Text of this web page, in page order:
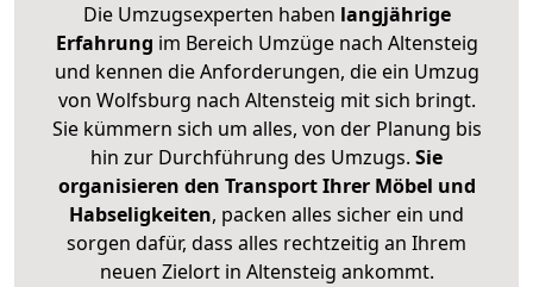
Die Umzugsexperten haben langjährige
Erfahrung im Bereich Umzüge nach Altensteig
und kennen die Anforderungen, die ein Umzug
von Wolfsburg nach Altensteig mit sich bringt.
Sie kümmern sich um alles, von der Planung bis
hin zur Durchführung des Umzugs. Sie
organisieren den Transport Ihrer Möbel und
Habseligkeiten, packen alles sicher ein und
sorgen dafür, dass alles rechtzeitig an Ihrem
neuen Zielort in Altensteig ankommt.